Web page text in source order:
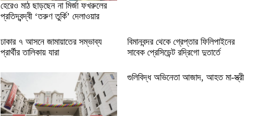
হেরেও মাঠ ছাড়ছেন না মির্জা ফখরুলের
প্রতিদ্বন্দ্বী ‘তরুণ তুর্কি’ দেলাওয়ার
ঢাকার ৭ আসনে জামায়াতের সম্ভাব্য
প্রার্থীর তালিকায় যারা
বিমানবন্দর থেকে গ্রেপ্তার ফিলিপাইনের
সাবেক প্রেসিডেন্ট রদ্রিগো দুতার্তে
গুলিবিদ্ধ অভিনেতা আজাদ, আহত মা-স্ত্রী